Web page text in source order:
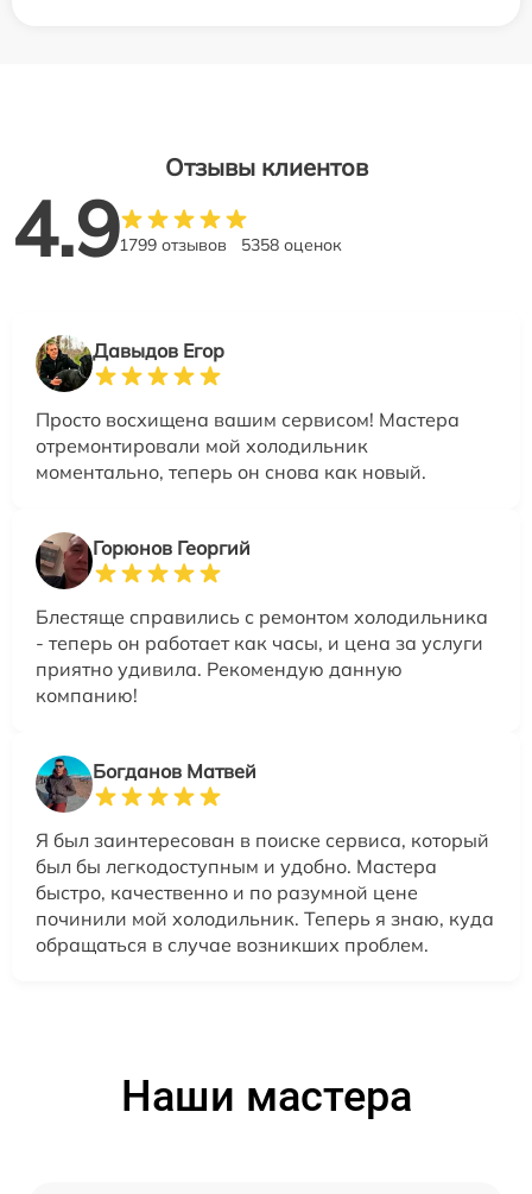
Отзывы клиентов
4.91799 отзывов 5358 оценок
Давыдов Егор
Просто восхищена вашим сервисом! Мастера
отремонтировали мой холодильник
моментально, теперь он снова как новый.
Горюнов Георгий
Блестяще справились с ремонтом холодильника
- теперь он работает как часы, и цена за услуги
приятно удивила. Рекомендую данную
компанию!
Богданов Матвей
Я был заинтересован в поиске сервиса, который
был бы легкодоступным и удобно. Мастера
быстро, качественно и по разумной цене
починили мой холодильник. Теперь я знаю, куда
обращаться в случае возникших проблем.
Наши мастера